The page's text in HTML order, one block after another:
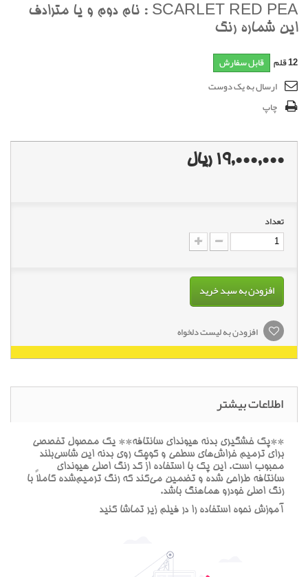
SCARLET RED PEA : نام دوم و يا مترادف
اين شماره رنگ
12قلم قابل سفارش
ارسال به یک دوست
چاپ
19,000,000 ریال
تعداد
افزودن به سبد خرید
افزودن به لیست دلخواه
اطلاعات بیشتر
**پک خشگيري بدنه هيونداي سانتافه** يک محصول تخصصي
براي ترميم خراش‌هاي سطحي و کوچک روي بدنه اين شاسي‌بلند
محبوب است. اين پک با استفاده از کد رنگ اصلي هيونداي
سانتافه طراحي شده و تضمين مي‌کند که رنگ ترميم‌شده کاملاً با
رنگ اصلي خودرو هماهنگ باشد.
آموزش نحوه استفاده را در فيلم زير تماشا کنيد